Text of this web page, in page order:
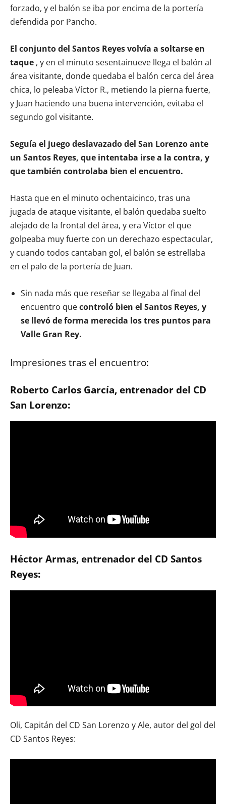
forzado, y el balón se iba por encima de la portería
defendida por Pancho.
El conjunto del Santos Reyes volvía a soltarse en
taque , y en el minuto sesentainueve llega el balón al
área visitante, donde quedaba el balón cerca del área
chica, lo peleaba Víctor R., metiendo la pierna fuerte,
y Juan haciendo una buena intervención, evitaba el
segundo gol visitante.
Seguía el juego deslavazado del San Lorenzo ante
un Santos Reyes, que intentaba irse a la contra, y
que también controlaba bien el encuentro.
Hasta que en el minuto ochentaicinco, tras una
jugada de ataque visitante, el balón quedaba suelto
alejado de la frontal del área, y era Víctor el que
golpeaba muy fuerte con un derechazo espectacular,
y cuando todos cantaban gol, el balón se estrellaba
en el palo de la portería de Juan.
Sin nada más que reseñar se llegaba al final del
encuentro quecontroló bien el Santos Reyes, y
se llevó de forma merecida los tres puntos para
Valle Gran Rey.
Impresiones tras el encuentro:
Roberto Carlos García, entrenador del CD
San Lorenzo:
Héctor Armas, entrenador del CD Santos
Reyes:
Oli, Capitán del CD San Lorenzo y Ale, autor del gol del
CD Santos Reyes: